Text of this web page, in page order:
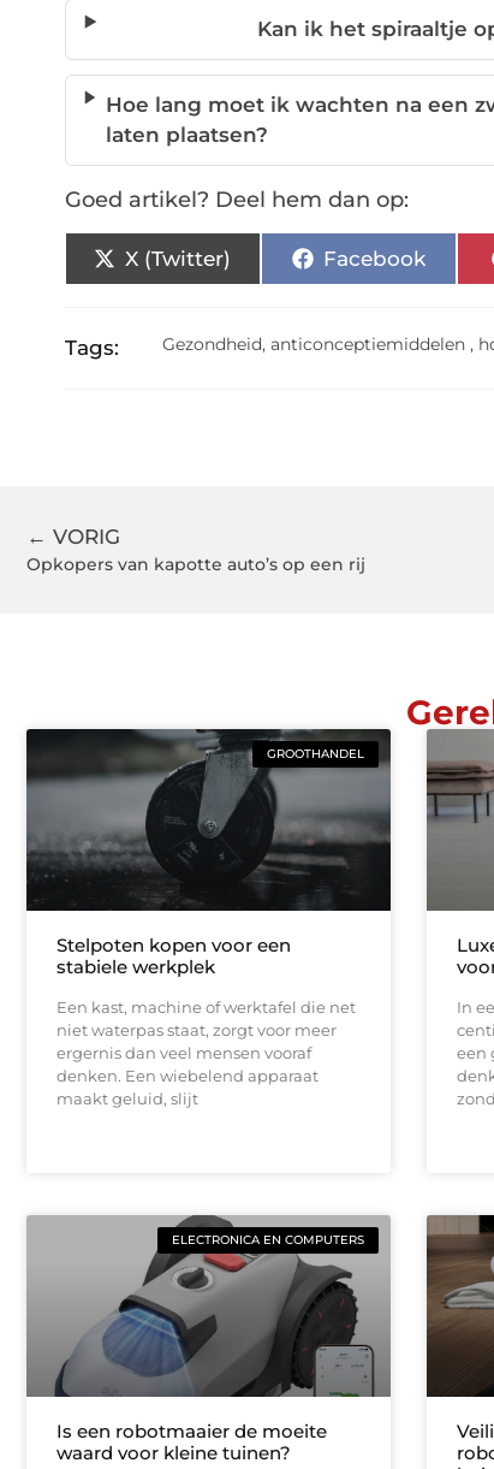
Kan ik het spiraaltje
Hoe lang moet ik wachten na een
laten plaatsen?
Goed artikel? Deel hem dan op:
X (Twitter) Facebook
Tags: Gezondheid,anticonceptiemiddelen ,
← VORIG
Opkopers van kapotte auto’s op een rij
GROOTHANDEL
Stelpoten kopen voor een
stabiele werkplek
Een kast, machine of werktafel die net
niet waterpas staat, zorgt voor meer
ergernis dan veel mensen vooraf
denken. Een wiebelend apparaat
maakt geluid, slijt
In
een
ELECTRONICA EN COMPUTERS
Is een robotmaaier de moeite
waard voor kleine tuinen?